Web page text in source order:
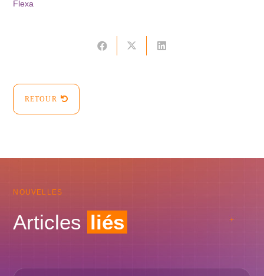
Flexa
RETOUR
NOUVELLES
Articles liés